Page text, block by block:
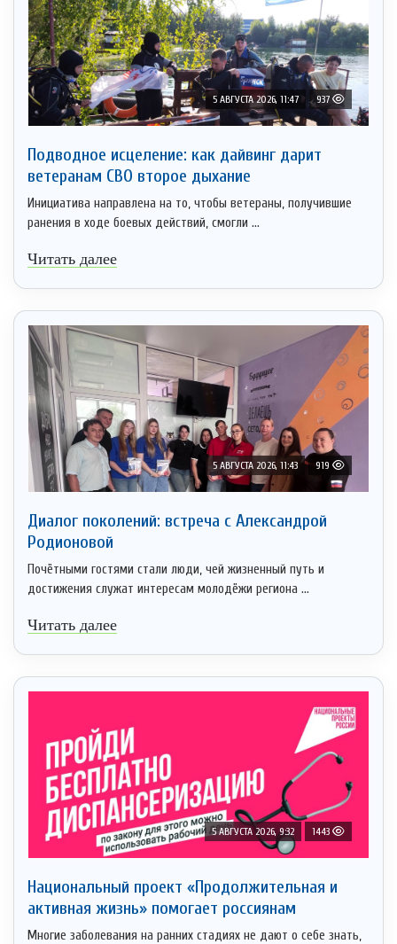
5 АВГУСТА 2026, 11:47 937
Подводное исцеление: как дайвинг дарит
ветеранам СВО второе дыхание
Инициатива направлена на то, чтобы ветераны, получившие
ранения в ходе боевых действий, смогли ...
Читать далее
5 АВГУСТА 2026, 11:43 919
Диалог поколений: встреча с Александрой
Родионовой
Почётными гостями стали люди, чей жизненный путь и
достижения служат интересам молодёжи региона ...
Читать далее
5 АВГУСТА 2026, 9:32 1443
Национальный проект «Продолжительная и
активная жизнь» помогает россиянам
Многие заболевания на ранних стадиях не дают о себе знать,